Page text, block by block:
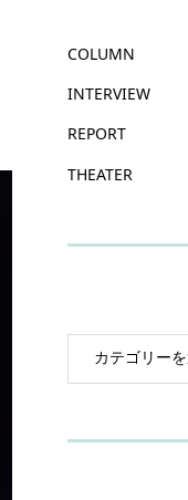
COLUMN
INTERVIEW
REPORT
THEATER